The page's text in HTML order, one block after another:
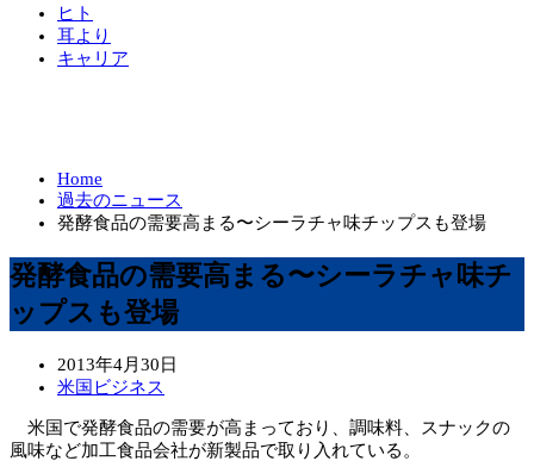
ヒト
耳より
キャリア
Home
過去のニュース
発酵食品の需要高まる〜シーラチャ味チップスも登場
発酵食品の需要高まる〜シーラチャ味チ
ップスも登場
2013年4月30日
米国ビジネス
米国で発酵食品の需要が高まっており、調味料、スナックの
風味など加工食品会社が新製品で取り入れている。